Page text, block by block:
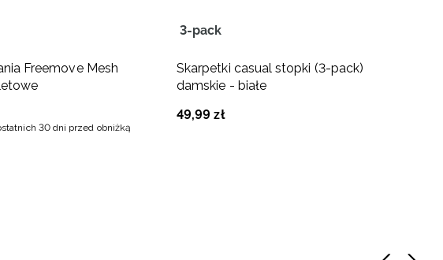
Freemove Mesh
30 dni przed obniżką
3-pack
Skarpetki casual stopki (3-pack)
damskie - białe
49,99 zł